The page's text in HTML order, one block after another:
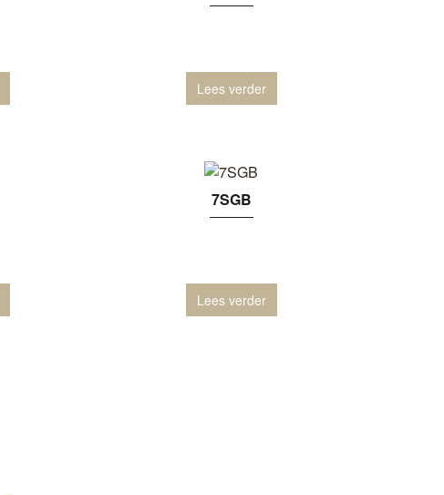
Lees verder
7SGB
Lees verder